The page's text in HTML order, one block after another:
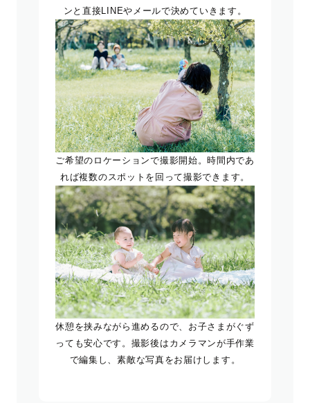
ンと直接LINEやメールで決めていきます。
ご希望のロケーションで撮影開始。時間内であ
れば複数のスポットを回って撮影できます。
休憩を挟みながら進めるので、お子さまがぐず
っても安心です。撮影後はカメラマンが手作業
で編集し、素敵な写真をお届けします。